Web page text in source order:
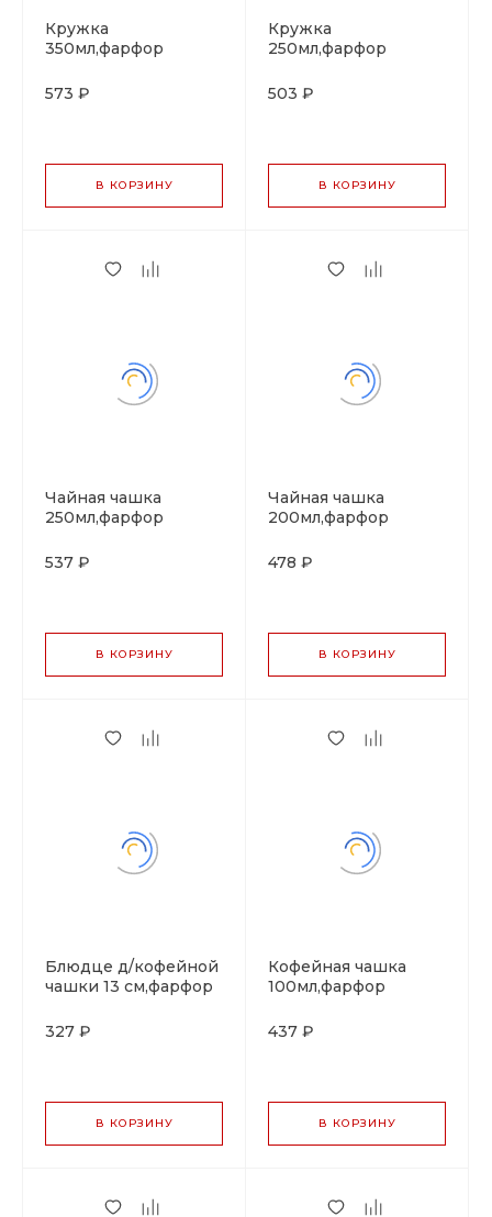
Кружка
350мл,фарфор
"IMPRESS"
573 ₽
В КОРЗИНУ
Кружка
250мл,фарфор
"IMPRESS"
503 ₽
В КОРЗИНУ
Чайная чашка
250мл,фарфор
"IMPRESS"
537 ₽
В КОРЗИНУ
Чайная чашка
200мл,фарфор
"IMPRESS"
478 ₽
В КОРЗИНУ
Блюдце д/кофейной
чашки 13 см,фарфор
"IMPRESS"
327 ₽
В КОРЗИНУ
Кофейная чашка
100мл,фарфор
"IMPRESS"
437 ₽
В КОРЗИНУ